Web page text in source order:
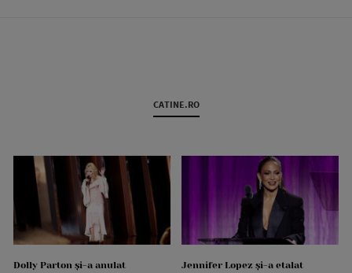
CATINE.RO
Dolly Parton și-a anulat Jennifer Lopez și-a etalat